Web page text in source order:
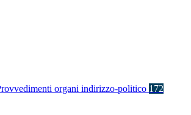
organi indirizzo-politico 172